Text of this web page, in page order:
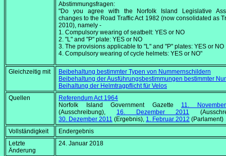
Abstimmungsfragen:
"Do you agree with the Norfolk Island Legislative
changes to the Road Traffic Act 1982 (now consolidated as
2010), namely -
1. Compulsory wearing of seatbelt: YES or NO
2. "L" and "P" plate: YES or NO
3. The provisions applicable to "L" and "P" plates: YES or NO
4. Compulsory wearing of cycle helmets: YES or NO"
Gleichzeitig mit
Beibehaltung bestimmter Typen von Nummernschildern
Beibehaltung der Ausführungsbestimmungen bestimmter
Beihaltung der Helmtragpflicht für Velos
Quellen
Referendum Act 1964
Norfolk Island Government Gazette
11.
(Ausschreibung), 16. Dezember 2011
30. Dezember 2011 (Ergebnis), 1. Februar 2012 (Parlament)
Vollständigkeit
Endergebnis
Letzte
Änderung
24. Januar 2018